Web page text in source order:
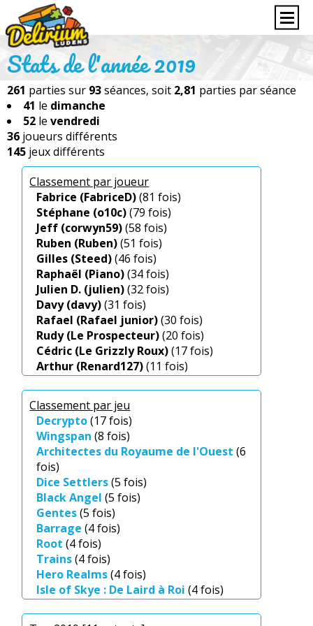
Stats de l'année 2019
261 parties sur 93séances, soit 2,81 parties par séance
41 le dimanche
52 le vendredi
36 joueurs différents
145 jeux différents
Classement par joueur
Fabrice (FabriceD)(81 fois)
Stéphane (o10c)(79 fois)
Jeff (corwyn59)(58 fois)
Ruben (Ruben)(51 fois)
Gilles (Steed)(46 fois)
Raphaël (Piano)(34 fois)
Julien D. (julien)(32 fois)
Davy (davy)(31 fois)
Rafael (Rafael junior)(30 fois)
Rudy (Le Prospecteur)(20 fois)
Cédric (Le Grizzly Roux)(17 fois)
Arthur (Renard127)(11 fois)
Corentin (Barberousse)
Damien (Gingree)
Nicolas (Smile)(7 fois)
Henri(6 fois)
Jérôme (jerome)
Marie (Marydem)(4 fois)
Rémi (Rémi)(4 fois)
Quentin (kent159)
Rémi (remi5)(2 fois)
Eric (Eric)(2 fois)
Michaël (Aldebaran)
Clément (gendre de Fabrice)
Lucas (fils de Gilles (Steed))(1 fois)
Mathieu S. (compagnon de Sabrina)(1
Classement par jeu
Decrypto(17 fois)
Wingspan (8 fois)
Architectes du Royaume de l'Ouest (6
fois)
Dice Settlers(5 fois)
Black Angel (5 fois)
Gentes(5 fois)
Barrage (4 fois)
Root (4 fois)
Trains(4 fois)
Hero Realms(4 fois)
Isle of Skye : De Laird à Roi (4 fois)